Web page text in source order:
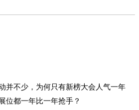
并不少，为何只有新榜大会人气一年
位都一年比一年抢手？